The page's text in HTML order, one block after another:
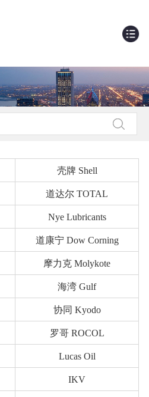
壳牌 Shell
道达尔 TOTAL
Nye Lubricants
道康宁 Dow Corning
摩力克 Molykote
海湾 Gulf
协同 Kyodo
罗哥 ROCOL
Lucas Oil
IKV